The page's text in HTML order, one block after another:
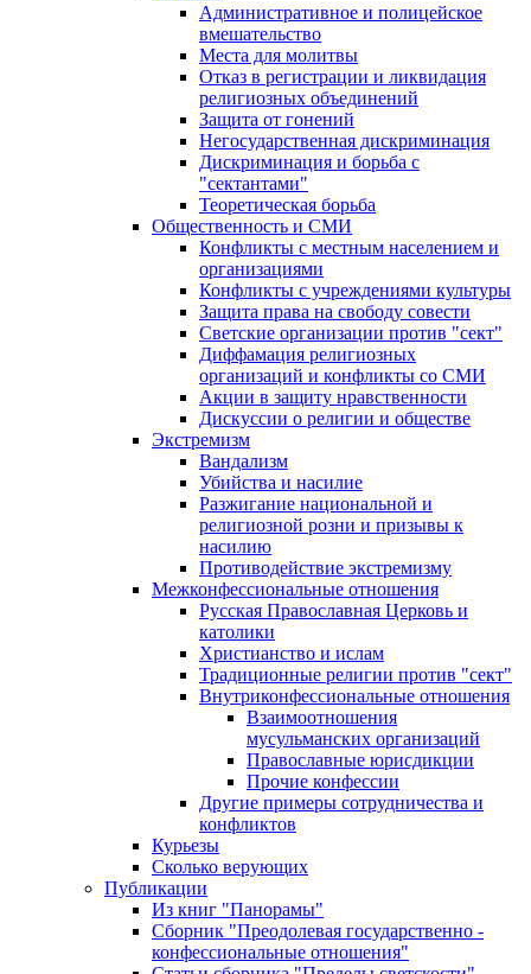
Административное и полицейское
вмешательство
Места для молитвы
Отказ в регистрации и ликвидация
религиозных объединений
Защита от гонений
Негосударственная дискриминация
Дискриминация и борьба с
"сектантами"
Теоретическая борьба
Общественность и СМИ
Конфликты с местным населением и
организациями
Конфликты с учреждениями культуры
Защита права на свободу совести
Светские организации против "сект"
Диффамация религиозных
организаций и конфликты со СМИ
Акции в защиту нравственности
Дискуссии о религии и обществе
Экстремизм
Вандализм
Убийства и насилие
Разжигание национальной и
религиозной розни и призывы к
насилию
Противодействие экстремизму
Межконфессиональные отношения
Русская Православная Церковь и
католики
Христианство и ислам
Традиционные религии против "сект"
Внутриконфессиональные отношения
Взаимоотношения
мусульманских организаций
Православные юрисдикции
Прочие конфессии
Другие примеры сотрудничества и
конфликтов
Курьезы
Сколько верующих
Публикации
Из книг "Панорамы"
Сборник "Преодолевая государственно -
конфессиональные отношения"